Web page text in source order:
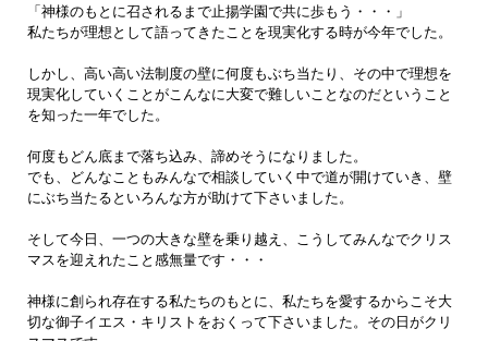
「神様のもとに召されるまで止揚学園で共に歩もう・・・」
私たちが理想として語ってきたことを現実化する時が今年でした。
しかし、高い高い法制度の壁に何度もぶち当たり、その中で理想を
現実化していくことがこんなに大変で難しいことなのだということ
を知った一年でした。
何度もどん底まで落ち込み、諦めそうになりました。
でも、どんなこともみんなで相談していく中で道が開けていき、壁
にぶち当たるといろんな方が助けて下さいました。
そして今日、一つの大きな壁を乗り越え、こうしてみんなでクリス
マスを迎えれたこと感無量です・・・
神様に創られ存在する私たちのもとに、私たちを愛するからこそ大
切な御子イエス・キリストをおくって下さいました。その日がクリ